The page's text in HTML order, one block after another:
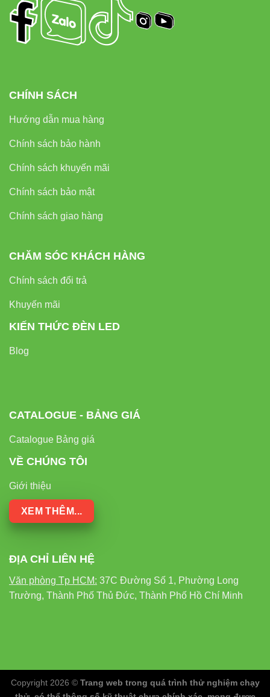
CHÍNH SÁCH
Hướng dẫn mua hàng
Chính sách bảo hành
Chính sách khuyến mãi
Chính sách bảo mật
Chính sách giao hàng
CHĂM SÓC KHÁCH HÀNG
Chính sách đổi trả
Khuyến mãi
KIẾN THỨC ĐÈN LED
Blog
CATALOGUE - BẢNG GIÁ
Catalogue Bảng giá
VỀ CHÚNG TÔI
Giới thiệu
XEM THÊM...
ĐỊA CHỈ LIÊN HỆ
Văn phòng Tp HCM: 37C Đường Số 1, Phường Long
Trường, Thành Phố Thủ Đức, Thành Phố Hồ Chí Minh
Copyright 2026 © Trang web trong quá trình thử nghiệm chạy